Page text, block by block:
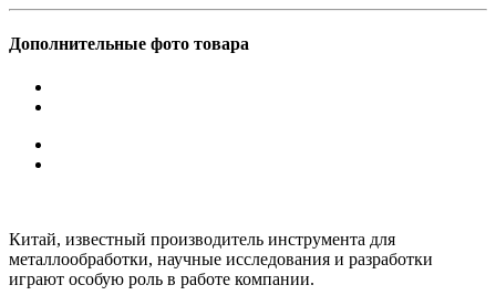
Дополнительные фото товара
Китай, известный производитель инструмента для
металлообработки, научные исследования и разработки
играют особую роль в работе компании.